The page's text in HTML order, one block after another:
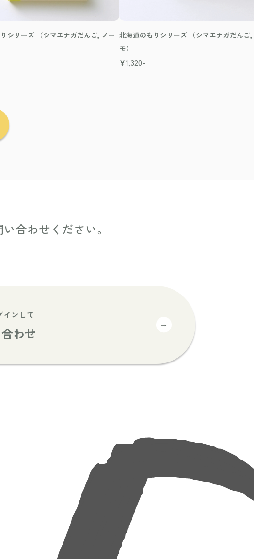
シリーズ （シマエナガだんご, ノー 北海道のもりシリーズ （シマエナガだんご,
モ）
¥1,320-
合わせください。
インして
わせ
→